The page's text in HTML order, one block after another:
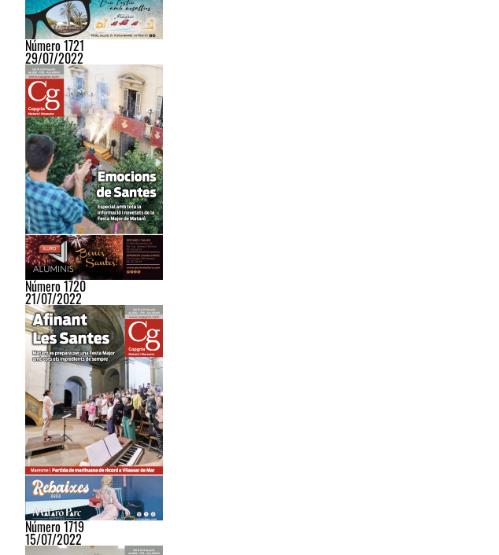
Número 1721
29/07/2022
Número 1720
21/07/2022
Número 1719
15/07/2022